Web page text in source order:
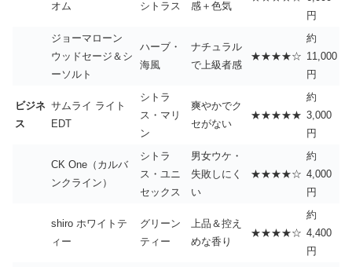
オム
シトラス
感＋色気
円
ジョーマローン
ウッドセージ＆シ
ーソルト
ハーブ・
海風
ナチュラル
で上級者感
★★★★☆
約
11,000
円
ビジネ
ス
サムライ ライト
EDT
シトラ
ス・マリ
ン
爽やかでク
セがない
★★★★★
約
3,000
円
CK One（カルバ
ンクライン）
シトラ
ス・ユニ
セックス
男女ウケ・
失敗しにく
い
★★★★☆
約
4,000
円
shiro ホワイトテ
ィー
グリーン
ティー
上品＆控え
めな香り
★★★★☆
約
4,400
円